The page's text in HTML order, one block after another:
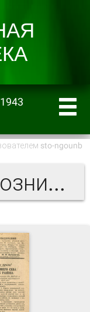
sto-ngounb
Голос колхозника 1943 г.